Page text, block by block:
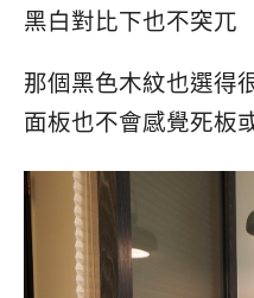
黑白對比下也不突兀
那個黑色木紋也選得
面板也不會感覺死板